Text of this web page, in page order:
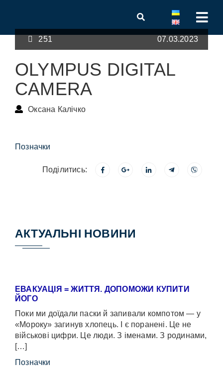
251 07.03.2023
OLYMPUS DIGITAL
CAMERA
Оксана Калічко
Позначки
Поділитись:
АКТУАЛЬНІ НОВИНИ
ЕВАКУАЦІЯ = ЖИТТЯ. ДОПОМОЖИ КУПИТИ
ЙОГО
Поки ми доїдали паски й запивали компотом — у
«Мороку» загинув хлопець. І є поранені. Це не
військові цифри. Це люди. З іменами. З родинами,
[…]
Позначки